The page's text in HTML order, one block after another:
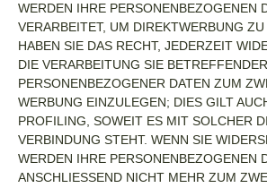
WERDEN IHRE PERSONENBEZOGENEN
VERARBEITET, UM DIREKTWERBUNG
HABEN SIE DAS RECHT, JEDERZEIT
DIE VERARBEITUNG SIE BETREFFENDER
PERSONENBEZOGENER DATEN ZUM
WERBUNG EINZULEGEN; DIES GILT
PROFILING, SOWEIT ES MIT SOLCHER
VERBINDUNG STEHT. WENN SIE
WERDEN IHRE PERSONENBEZOGENEN
ANSCHLIESSEND NICHT MEHR ZUM